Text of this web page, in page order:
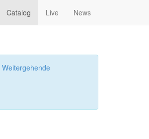
Catalog Live News
Weitergehende